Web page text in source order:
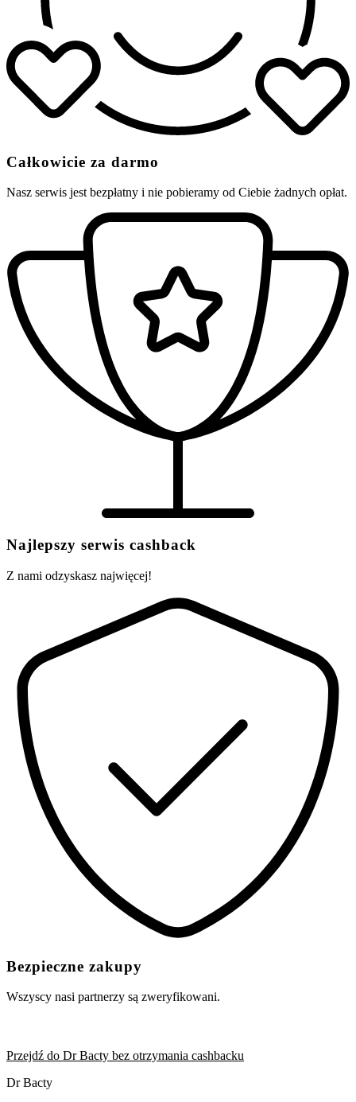
Całkowicie za darmo
Nasz serwis jest bezpłatny i nie pobieramy od Ciebie żadnych opłat.
Najlepszy serwis cashback
Z nami odzyskasz najwięcej!
Bezpieczne zakupy
Wszyscy nasi partnerzy są zweryfikowani.
Przejdź do Dr Bacty bez otrzymania cashbacku
Dr Bacty